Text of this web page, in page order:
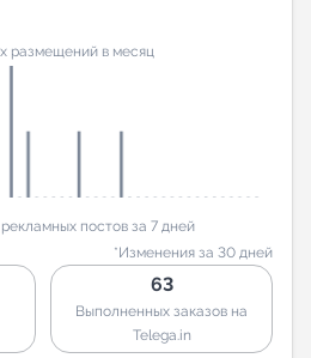
размещений в месяц
рекламных постов за 7 дней
*Изменения за 30 дней
63
Выполненных заказов на
Telega.in